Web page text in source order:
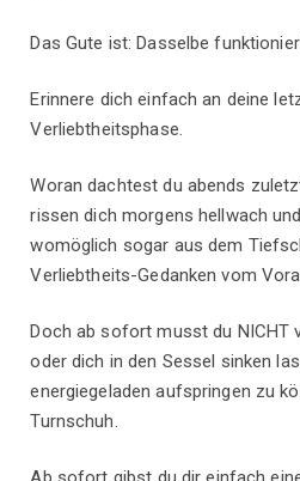
Das Gute ist: Dasselbe
Erinnere dich einfach an deine
Verliebtheitsphase.
Woran dachtest du abends
rissen dich morgens hellwach
womöglich sogar aus dem
Verliebtheits-Gedanken vom
Doch ab sofort musst du NICHT
oder dich in den Sessel sinken
energiegeladen aufspringen zu
Turnschuh.